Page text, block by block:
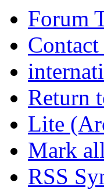
Forum
Contact
Return
Lite
Mark
RSS